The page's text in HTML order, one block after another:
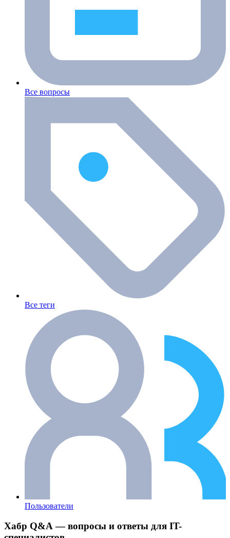
Все вопросы
Все теги
Пользователи
Хабр Q&A — вопросы и ответы для IT-